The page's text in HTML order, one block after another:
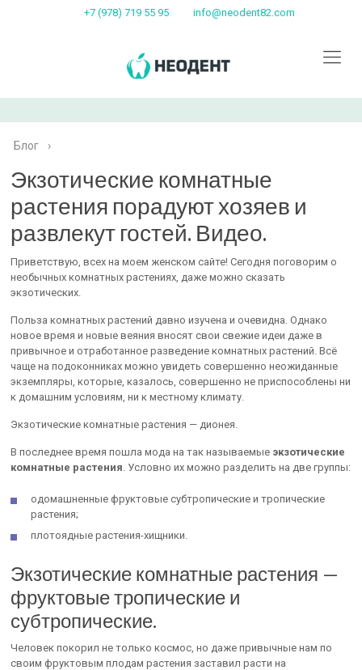
+7 (978) 719 55 95 info@neodent82.com
Блог ›
Экзотические комнатные
растения порадуют хозяев и
развлекут гостей. Видео.
Приветствую, всех на моем женском сайте! Сегодня поговорим о
необычных комнатных растениях, даже можно сказать
экзотических.
Польза комнатных растений давно изучена и очевидна. Однако
новое время и новые веяния вносят свои свежие идеи даже в
привычное и отработанное разведение комнатных растений. Всё
чаще на подоконниках можно увидеть совершенно неожиданные
экземпляры, которые, казалось, совершенно не приспособлены ни
к домашним условиям, ни к местному климату.
Экзотические комнатные растения — дионея.
В последнее время пошла мода на так называемые экзотические
комнатные растения. Условно их можно разделить на две группы:
одомашненные фруктовые субтропические и тропические
растения;
плотоядные растения-хищники.
Экзотические комнатные растения —
фруктовые тропические и
субтропические.
Человек покорил не только космос, но даже привычные нам по
своим фруктовым плодам растения заставил расти на